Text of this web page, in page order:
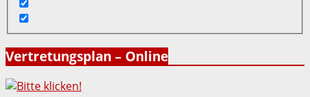
Vertretungsplan – Online